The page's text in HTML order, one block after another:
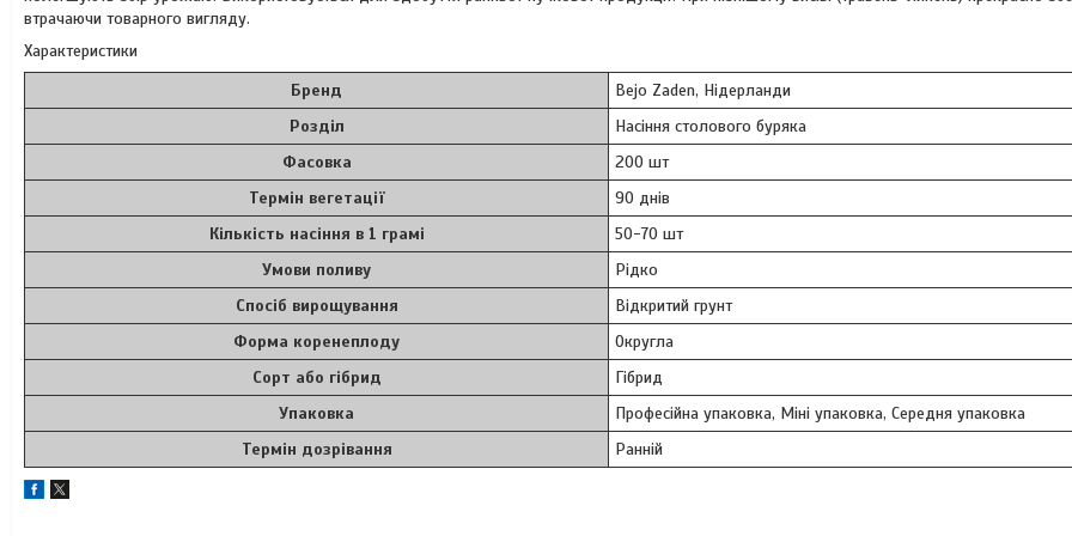
втрачаючи товарного вигляду.
Характеристики
Бренд
Bejo Zaden, Нідерланди
Розділ
Насіння столового буряка
Фасовка
200 шт
Термін вегетації
90 днів
Кількість насіння в 1 грамі
50-70 шт
Умови поливу
Рідко
Спосіб вирощування
Відкритий грунт
Форма коренеплоду
Округла
Сорт або гібрид
Гібрид
Упаковка
Професійна упаковка, Міні упаковка, Середня упаковка
Термін дозрівання
Ранній